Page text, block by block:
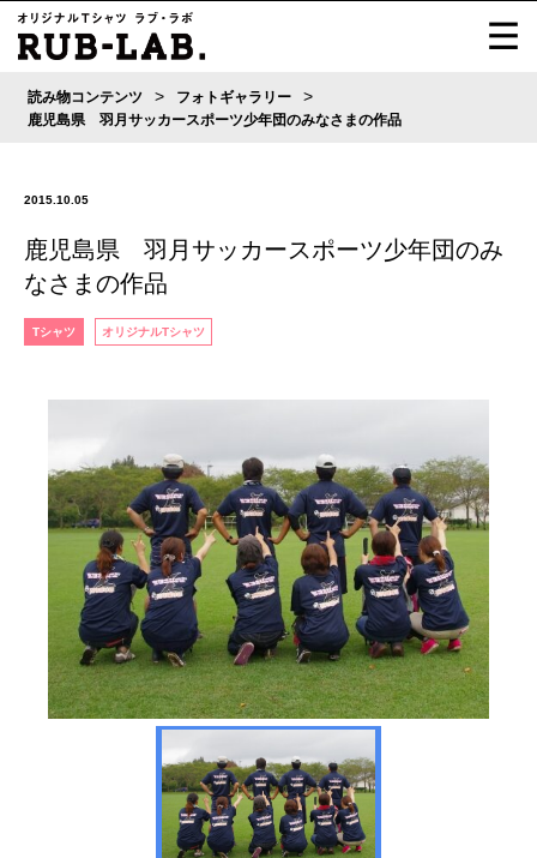
読み物コンテンツ > フォトギャラリー >
鹿児島県 羽月サッカースポーツ少年団のみなさまの作品
2015.10.05
鹿児島県 羽月サッカースポーツ少年団のみ
なさまの作品
Tシャツ オリジナルTシャツ